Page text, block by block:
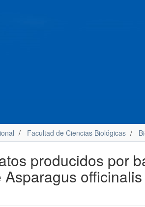
Facultad de Ciencias Biológicas
producidos por
officinalis